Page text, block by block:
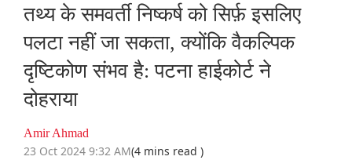
तथ्य के समवर्ती निष्कर्ष को सिर्फ़ इसलिए
पलटा नहीं जा सकता, क्योंकि वैकल्पिक
दृष्टिकोण संभव है: पटना हाईकोर्ट ने
दोहराया
Amir Ahmad
23 Oct 2024 9:32 AM(4 mins read )